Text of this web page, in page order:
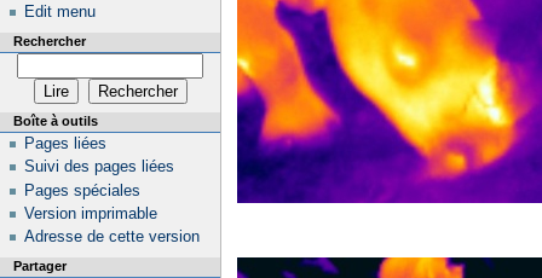
Edit menu
Rechercher
Boîte à outils
Pages liées
Suivi des pages liées
Pages spéciales
Version imprimable
Adresse de cette version
Partager